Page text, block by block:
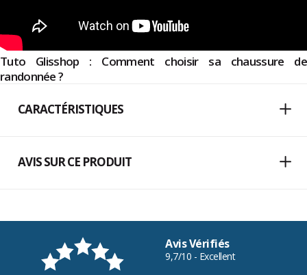
Tuto Glisshop : Comment choisir sa chaussure de
randonnée ?
CARACTÉRISTIQUES
AVIS SUR CE PRODUIT
Avis Vérifiés
9,7/10 - Excellent